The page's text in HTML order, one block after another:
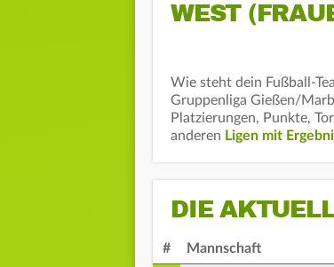
EST
Wie steht dein Fußball-
Gruppenliga Gießen/
Platzierungen, Punkte,
anderen Ligen mit
DIE
# Mannschaft